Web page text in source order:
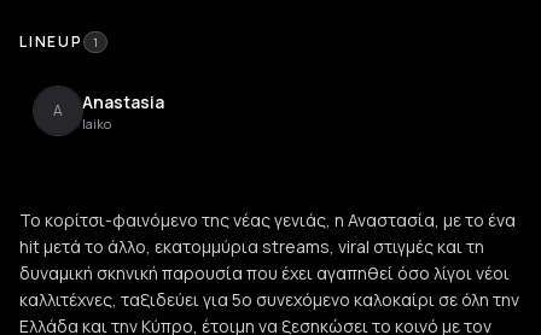
LINEUP 1
A Anastasia
laiko
Το κορίτσι-φαινόμενο της νέας γενιάς, η Αναστασία, με το ένα
hit μετά το άλλο, εκατομμύρια streams, viral στιγμές και τη
δυναμική σκηνική παρουσία που έχει αγαπηθεί όσο λίγοι νέοι
καλλιτέχνες, ταξιδεύει για 5ο συνεχόμενο καλοκαίρι σε όλη την
Ελλάδα και την Κύπρο, έτοιμη να ξεσηκώσει το κοινό με τον